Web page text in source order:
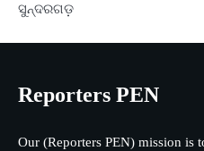
ସୁନ୍ଦରଗଡ଼
Reporters PEN
Our (Reporters PEN) mission is